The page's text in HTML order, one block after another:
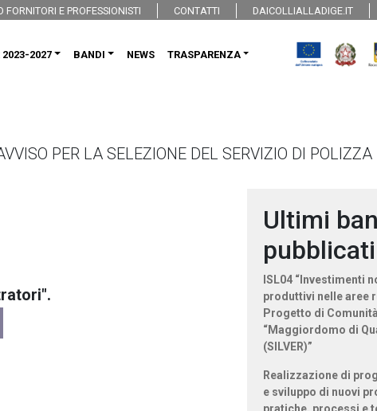
FORNITORI E PROFESSIONISTI CONTATTI DAICOLLIALLADIGE.IT
2023-2027 BANDI NEWS TRASPARENZA
PER LA SELEZIONE DEL SERVIZIO DI POLIZZA
Ultimi
pubblicati
ISL04 “Investimenti
produttivi nelle aree
Progetto di
“Maggiordomo di
(SILVER)”
Realizzazione di
e sviluppo di nuovi